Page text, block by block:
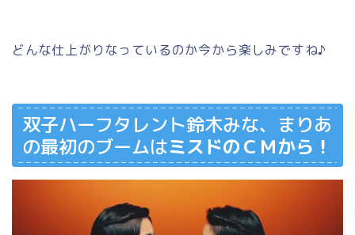
どんな仕上がりなっているのか今から楽しみですね♪
双子ハーフタレント鈴木みな、まりあ
の最初のブームはミスドのＣＭから！